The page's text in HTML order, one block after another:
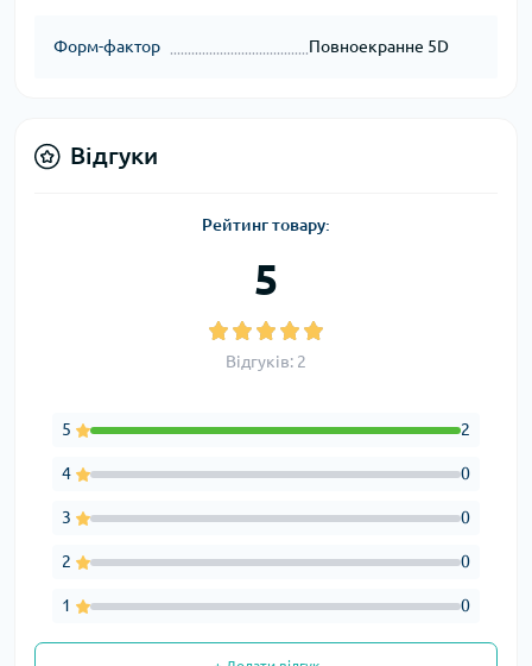
Форм-фактор Повноекранне 5D
Відгуки
Рейтинг товару:
5
Відгуків: 2
5 2
4 0
3 0
2 0
1 0